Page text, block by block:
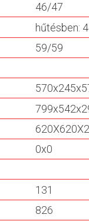
46/47
hűtésben:
59/59
0x0
131
826